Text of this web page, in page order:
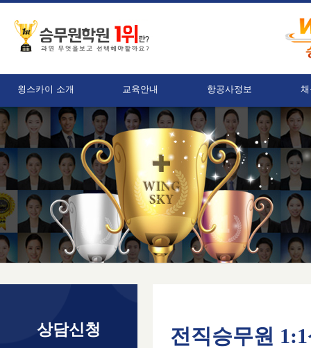
윙스카이 소개 교육안내 항공사정보
상담신청 전직승무원